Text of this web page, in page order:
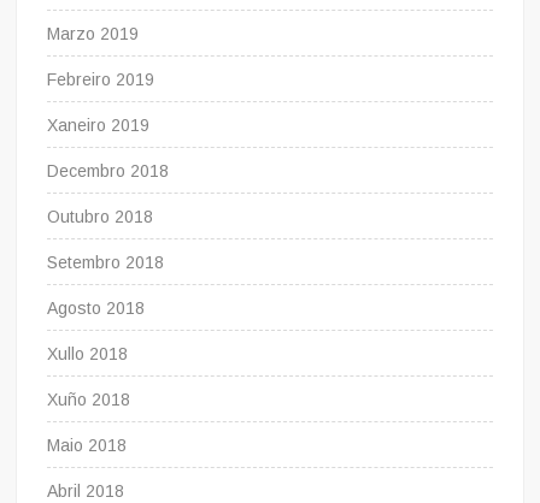
Marzo 2019
Febreiro 2019
Xaneiro 2019
Decembro 2018
Outubro 2018
Setembro 2018
Agosto 2018
Xullo 2018
Xuño 2018
Maio 2018
Abril 2018